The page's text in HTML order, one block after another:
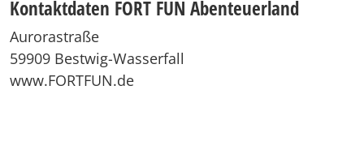
Kontaktdaten FORT FUN Abenteuerland
Aurorastraße
59909 Bestwig-Wasserfall
www.FORTFUN.de